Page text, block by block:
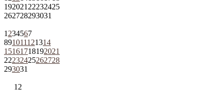
192021 22232425
262728293031
1 234567
891011121314
15161718192021
22232425262728
293031
1 2